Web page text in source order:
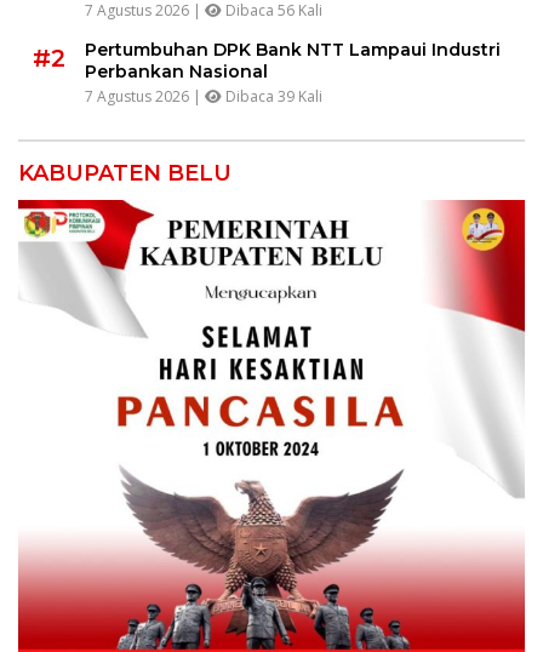
7 Agustus 2026 | Dibaca 56 Kali
#2
Pertumbuhan DPK Bank NTT Lampaui Industri
Perbankan Nasional
7 Agustus 2026 | Dibaca 39 Kali
KABUPATEN BELU